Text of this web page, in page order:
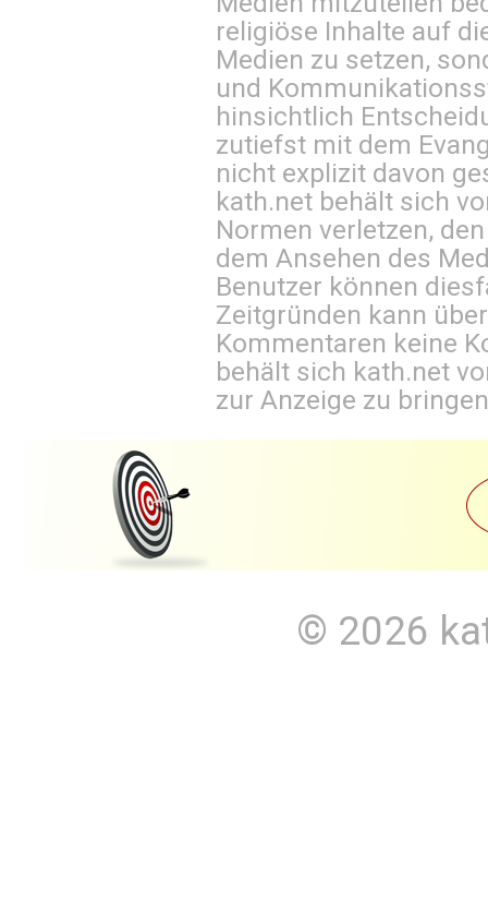
religiöse Inhalte auf
Medien zu setzen,
und
hinsichtlich
zutiefst mit dem
nicht explizit davon
kath.net behält sich
Normen verletzen,
dem Ansehen des
Benutzer können
Zeitgründen kann
Kommentaren keine
behält sich kath.net
zur Anzeige zu
© 2026